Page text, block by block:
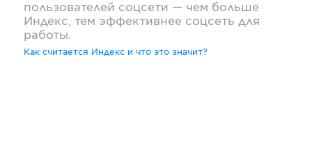
пользователей соцсети — чем больше
Индекс, тем эффективнее соцсеть для
работы.
Как считается Индекс и что это значит?